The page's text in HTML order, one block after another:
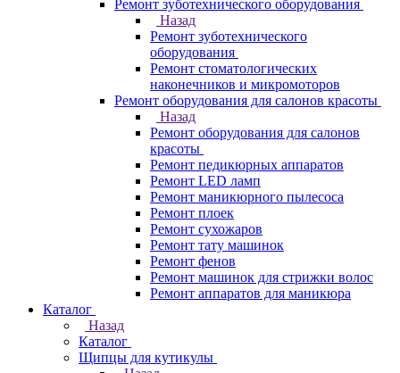
Ремонт зуботехнического оборудования
Назад
Ремонт зуботехнического
оборудования
Ремонт стоматологических
наконечников и микромоторов
Ремонт оборудования для салонов красоты
Назад
Ремонт оборудования для салонов
красоты
Ремонт педикюрных аппаратов
Ремонт LED ламп
Ремонт маникюрного пылесоса
Ремонт плоек
Ремонт сухожаров
Ремонт тату машинок
Ремонт фенов
Ремонт машинок для стрижки волос
Ремонт аппаратов для маникюра
Каталог
Назад
Каталог
Щипцы для кутикулы